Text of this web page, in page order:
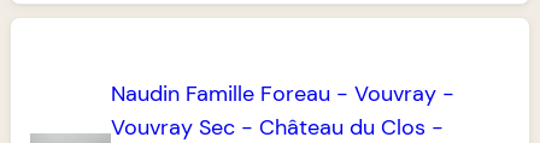
Naudin Famille Foreau -Vouvray -
Vouvray Sec - Château du Clos -